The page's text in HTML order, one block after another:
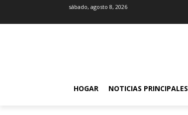
sábado, agosto 8, 2026
HOGAR NOTICIAS PRINCIPALES